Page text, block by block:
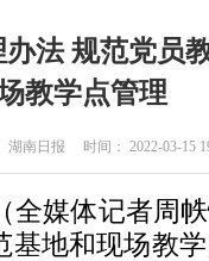
法 规范党员
教学点管理
湖南日报 时间： 2022-03-15
全媒体记者周
基地和现场教